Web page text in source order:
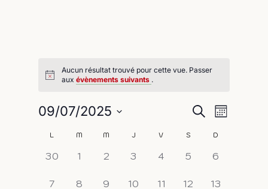
Aucun résultat trouvé pour cette vue. Passer
aux évènements suivants .
et
de
Recherche
Mois
09/07/2025
date.
Calendrier
de
Évènements
L M M J V S D
0
30
01
0
2
0
3
0
4
0
5
0
6
0
7
0
8
0
9
0
10
0
11
0
12
0
13